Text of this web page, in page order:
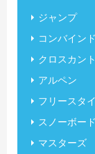
ジャンプ
コンバインド
クロスカン
アルペン
フリースタ
スノーボード
マスターズ